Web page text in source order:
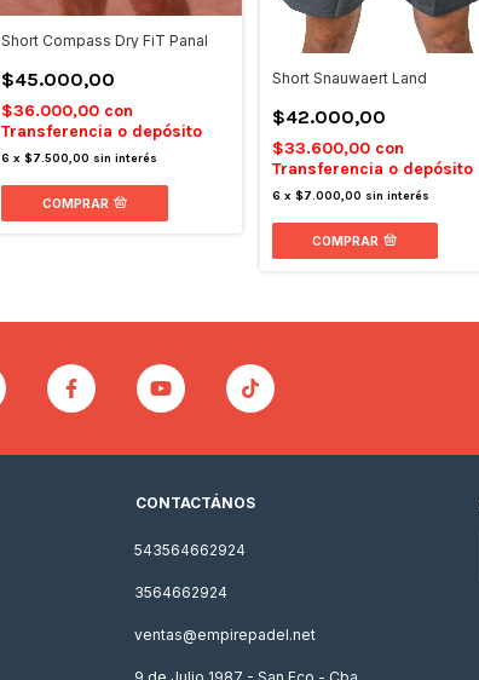
Short Compass Dry FiT Panal
$45.000,00
$36.000,00 con
Transferencia o depósito
6 x$7.500,00 sin interés
COMPRAR
Short Snauwaert Land
$42.000,00
$33.600,00 con
Transferencia o depósito
6 x $7.000,00 sin interés
COMPRAR
CONTACTÁNOS
543564662924
3564662924
ventas@empirepadel.net